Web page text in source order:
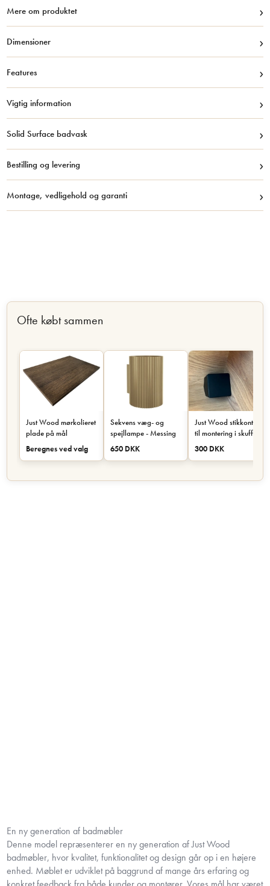
Mere om produktet ›
Dimensioner ›
Features ›
Vigtig information ›
Solid Surface badvask ›
Bestilling og levering ›
Montage, vedligehold og garanti ›
Ofte købt sammen
Just Wood mørkolieret
plade på mål
Beregnes ved valg
Sekvens væg- og
spejllampe - Messing
650 DKK
Just Wood stikkontakt
til montering i skuffe
eller skab - Sort
300 DKK
En ny generation af badmøbler
Denne model repræsenterer en ny generation af Just Wood
badmøbler, hvor kvalitet, funktionalitet og design går op i en højere
enhed. Møblet er udviklet på baggrund af mange års erfaring og